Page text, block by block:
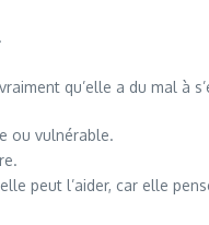
qu’elle a du mal
ou vulnérable.
peut l’aider, car elle